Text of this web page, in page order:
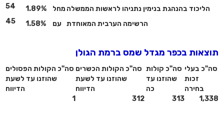
הליכוד בהנהגת בנימין נתניהו לראשות הממשלהמחל 1.89%
54
הרשימה הערבית המאוחדת עם 1.58%
45
תוצאות בכפר מגדל שמס ברמת הגולן
סה"כ בעלי
זכות
בחירה
סה"כ קולות
שהוזנו עד
כה
סה"כ הקולות הכשרים
שהוזנו עד לשעת
הדיווח
סה"כ הקולות הפסולים
שהוזנו עד לשעת
הדיווח
1,338
313
312